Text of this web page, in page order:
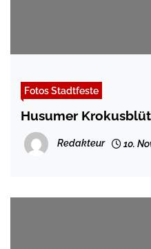
Fotos Stadtfeste
Husumer
Redakteur 10.